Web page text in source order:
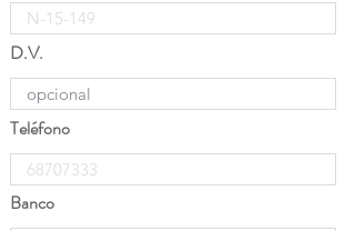
D.V.
Teléfono
Banco